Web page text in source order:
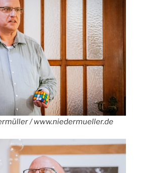
/ www.niedermueller.de